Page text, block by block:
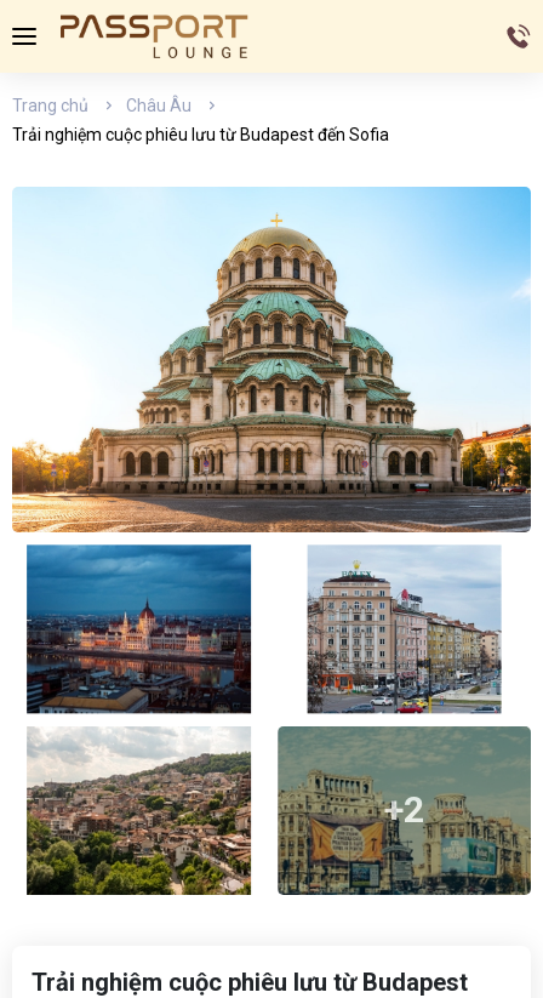
Trang chủ
Châu Âu
Trải nghiệm cuộc phiêu lưu từ Budapest đến Sofia
+2
Trải nghiệm cuộc phiêu lưu từ Budapest